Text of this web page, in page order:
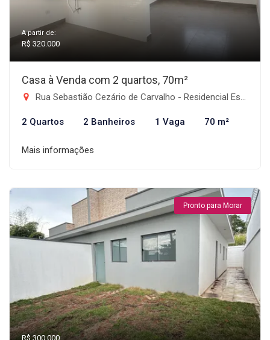
A partir de:
R$ 320.000
Casa à Venda com 2 quartos, 70m²
Rua Sebastião Cezário de Carvalho - Residencial Estoril, Taubaté-SP
2 Quartos 2 Banheiros 1 Vaga 70 m²
Mais informações
Pronto para Morar
R$ 300.000